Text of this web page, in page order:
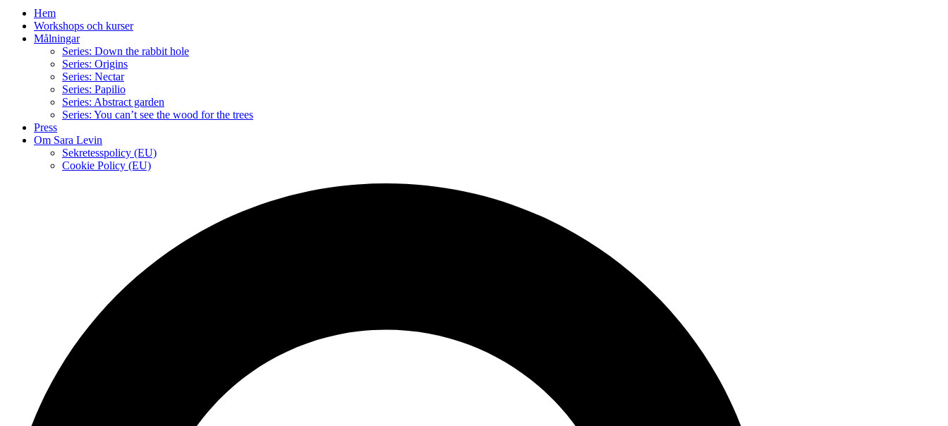
Hem
Workshops och kurser
Målningar
Series: Down the rabbit hole
Series: Origins
Series: Nectar
Series: Papilio
Series: Abstract garden
Series: You can’t see the wood for the trees
Press
Om Sara Levin
Sekretesspolicy (EU)
Cookie Policy (EU)